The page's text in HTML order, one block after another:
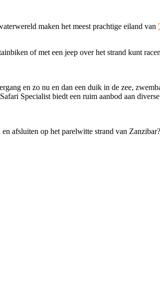
maken het meest prachtige eiland van
of met een jeep over het strand kunt
en zo nu en dan een duik in de zee,
Specialist biedt een ruim aanbod aan
afsluiten op het parelwitte strand van